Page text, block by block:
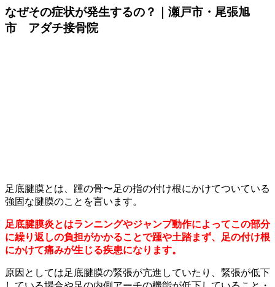
なぜその症状が発生するの？｜瀬戸市・尾張旭
市 アダチ接骨院
足底腱膜とは、踵の骨〜足の指の付け根にかけてついている
強固な腱膜のことを言います。
足底腱膜炎とはランニングやジャンプ動作によってこの部分
に繰り返しの負担がかかることで踵や土踏まず、足の付け根
にかけて痛みが生じる疾患になります。
原因としては足底腱膜の緊張が亢進していたり、緊張が低下